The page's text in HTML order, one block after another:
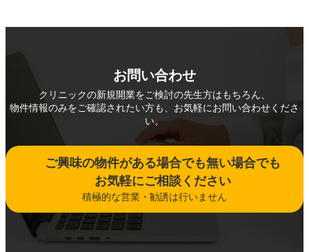
お問い合わせ
クリニックの新規開業をご検討の先生方はもちろん、
物件情報のみをご確認されたい方も、お気軽にお問い合わせくださ
い。
ご興味の物件がある場合でも無い場合でも
お気軽にご相談ください
積極的な営業・勧誘は行いません